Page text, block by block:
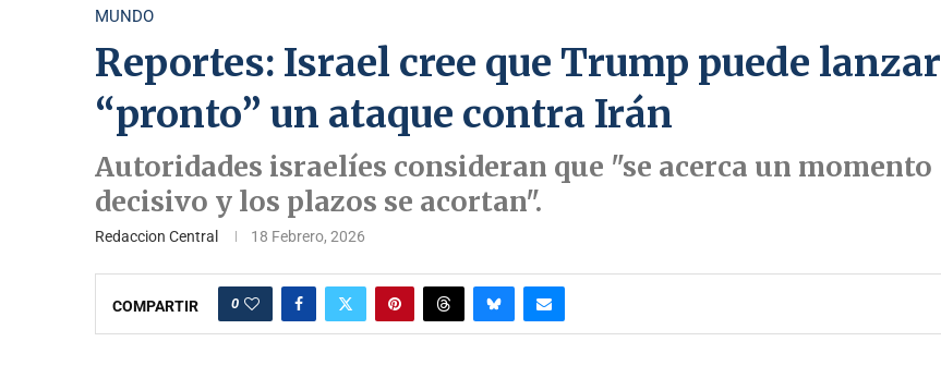
MUNDO
Reportes: Israel cree que Trump puede lanzar
“pronto” un ataque contra Irán
Autoridades israelíes consideran que "se acerca un momento
decisivo y los plazos se acortan".
Redaccion Central 18 Febrero, 2026
COMPARTIR 0